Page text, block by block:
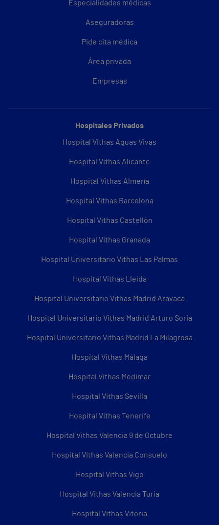
Especialidades médicas
Aseguradoras
Pide cita médica
Área privada
Empresas
Hospitales Privados
Hospital Vithas Aguas Vivas
Hospital Vithas Alicante
Hospital Vithas Almería
Hospital Vithas Barcelona
Hospital Vithas Castellón
Hospital Vithas Granada
Hospital Universitario Vithas Las Palmas
Hospital Vithas Lleida
Hospital Universitario Vithas Madrid Aravaca
Hospital Universitario Vithas Madrid Arturo Soria
Hospital Universitario Vithas Madrid La Milagrosa
Hospital Vithas Málaga
Hospital Vithas Medimar
Hospital Vithas Sevilla
Hospital Vithas Tenerife
Hospital Vithas Valencia 9 de Octubre
Hospital Vithas Valencia Consuelo
Hospital Vithas Vigo
Hospital Vithas Valencia Turia
Hospital Vithas Vitoria